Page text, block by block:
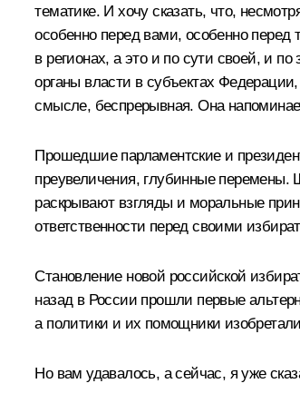
тематике. И хочу сказать, что,
особенно перед вами, особенно
в регионах, а это и по сути своей, и
органы власти в субъектах
смысле, беспрерывная. Она
Прошедшие парламентские и
преувеличения, глубинные перемены.
раскрывают взгляды и моральные
ответственности перед своими
Становление новой российской
назад в России прошли первые
а политики и их помощники
Но вам удавалось, а сейчас, я уже